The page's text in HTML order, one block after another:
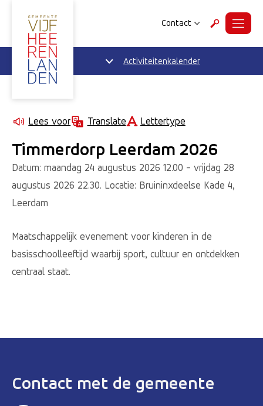
Contact ZoekenMenu
Activiteitenkalender
Lees voor Translate Lettertype
Timmerdorp Leerdam 2026
Datum: maandag 24 augustus 2026 12.00 - vrijdag 28
augustus 2026 22.30. Locatie: Bruininxdeelse Kade 4,
Leerdam
Maatschappelijk evenement voor kinderen in de
basisschoolleeftijd waarbij sport, cultuur en ontdekken
centraal staat.
Contact met de gemeente